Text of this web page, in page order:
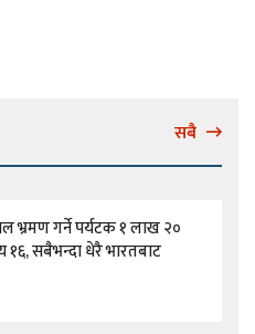
सबै
भ्रमण गर्ने पर्यटक १ लाख २०
१६, सबैभन्दा धेरै भारतबाट